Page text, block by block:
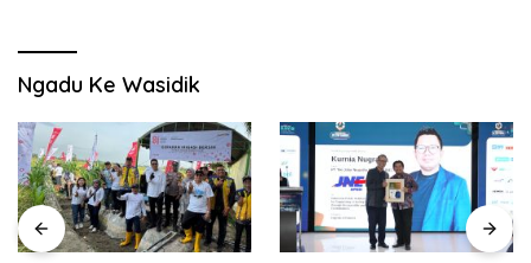
Ngadu Ke Wasidik